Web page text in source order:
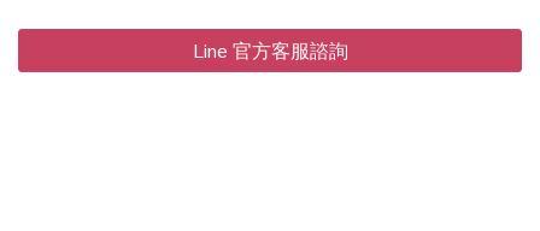
Line 官方客服諮詢